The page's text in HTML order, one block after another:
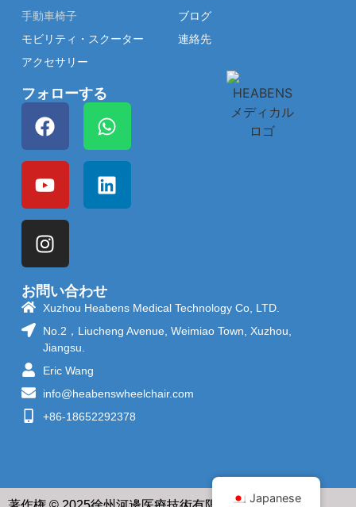
お問い合わせ
Xuzhou Heabens Medical Technology Co, LTD.
No.2，Liucheng Avenue, Weimiao Town, Xuzhou,
Jiangsu.
Eric Wang
info@heabenswheelchair.com
+86-18652292378
手動車椅子
モビリティ・スクーター
アクセサリー
ブログ
連絡先
フォローする
Japanese